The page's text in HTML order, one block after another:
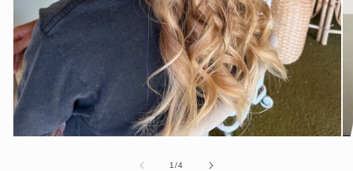
1/van
4